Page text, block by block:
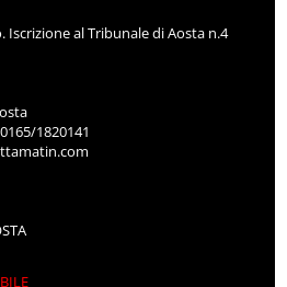
Iscrizione al Tribunale di Aosta n.4
1820141